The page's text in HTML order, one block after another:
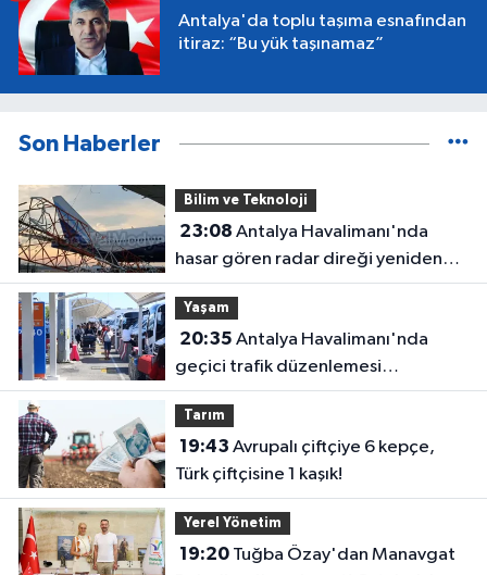
Antalya'da toplu taşıma esnafından
itiraz: “Bu yük taşınamaz”
Son Haberler
Bilim ve Teknoloji
23:08
hasar gören radar direği yeniden
hizmette
Yaşam
20:35
geçici trafik düzenlemesi
uygulanacak! Yolculara uyarı
Tarım
19:43
Türk çiftçisine 1 kaşık!
Yerel Yönetim
19:20Tuğba Özay'dan Manavgat